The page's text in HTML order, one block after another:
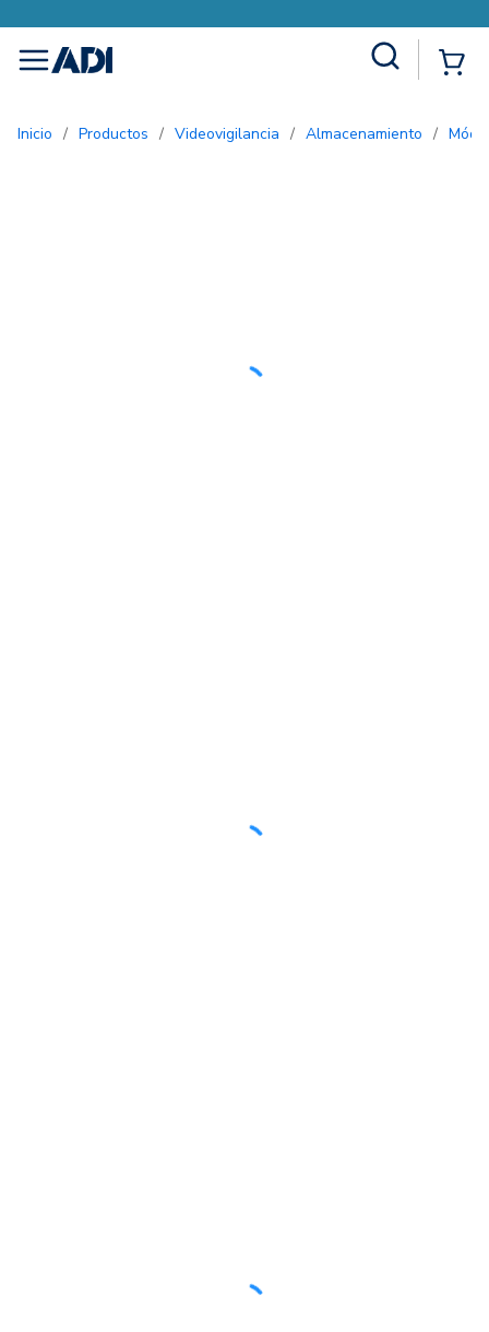
menu
Inicio / Productos / Videovigilancia / Almacenamiento /